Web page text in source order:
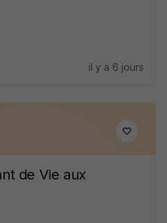
il y a 6 jours
de Vie aux